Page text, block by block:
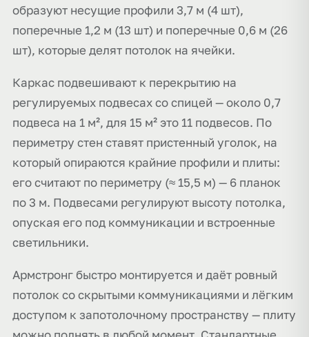
образуют несущие профили 3,7 м (4 шт),
поперечные 1,2 м (13 шт) и поперечные 0,6 м (26
шт), которые делят потолок на ячейки.
Каркас подвешивают к перекрытию на
регулируемых подвесах со спицей — около 0,7
подвеса на 1 м², для 15 м² это 11 подвесов. По
периметру стен ставят пристенный уголок, на
который опираются крайние профили и плиты:
его считают по периметру (≈ 15,5 м) — 6 планок
по 3 м. Подвесами регулируют высоту потолка,
опуская его под коммуникации и встроенные
светильники.
Армстронг быстро монтируется и даёт ровный
потолок со скрытыми коммуникациями и лёгким
доступом к запотолочному пространству — плиту